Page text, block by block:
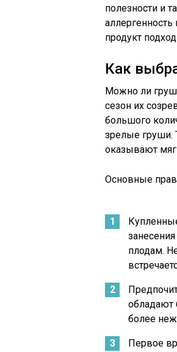
полезности и
продукт
Как
Можно ли
сезон их
большого
зрелые груши.
оказывают
Основные
плодам.
обладают
более
Первое